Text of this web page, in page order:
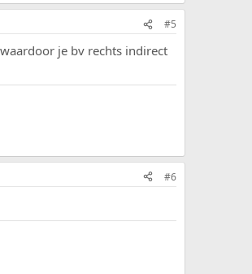
#5
je bv rechts indirect
#6